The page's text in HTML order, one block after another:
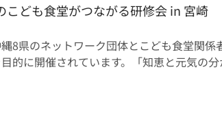
こども食堂がつながる研修会 in 宮崎
8県のネットワーク団体とこども食堂関係
的に開催されています。「知恵と元気の